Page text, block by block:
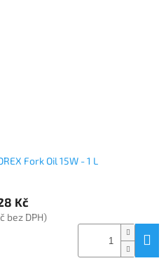
Fork Oil 15W - 1 L
Kč
bez DPH)